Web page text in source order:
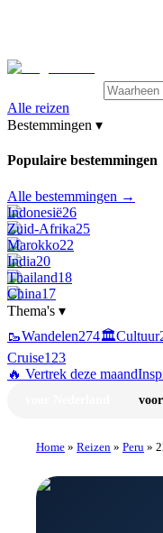
Alle reizen
Bestemmingen ▾
Populaire bestemmingen
Alle bestemmingen →
Indonesië26
Zuid-Afrika25
Marokko22
India20
Thailand18
China17
Thema's ▾
🥾Wandelen274🏛️Cultuur
Cruise123
🔥 Vertrek deze maand
Home » Reizen » Peru »